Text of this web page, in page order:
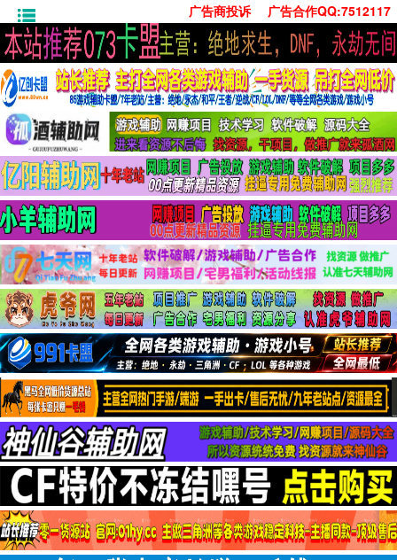
广告商投诉 广告合作QQ:7512117
首页
技术学习
安卓绿化
单机游戏
社交娱乐
系统工具
活动线报
常用办公
源码收集
值得一看
两性情感